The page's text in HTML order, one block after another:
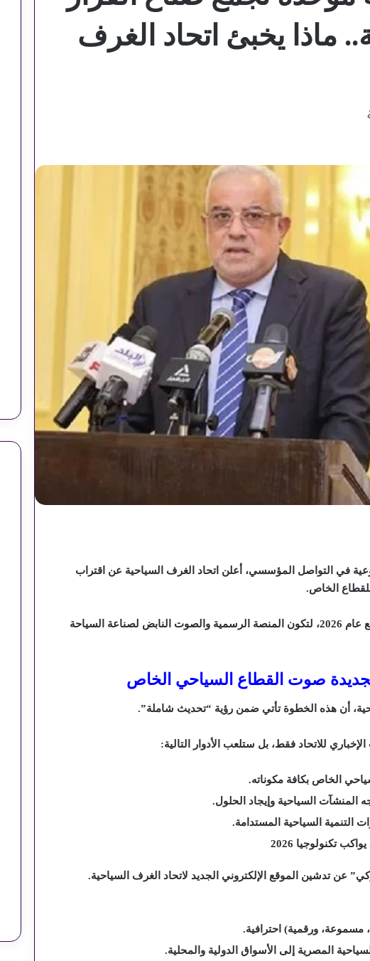
ماذا يخبئ اتحاد الغرف
في التواصل المؤسسي، أعلن اتحاد الغرف السياحية عن اقتراب
للقطاع الخاص.
ومن المقرر تدشين هذه الوحدة رسمياً مع مطلع عام 2026، لتكون المنصة الرسمية والصوت النابض لصناعة السياحة
صوت القطاع السياحي الخاص
أن هذه الخطوة تأتي ضمن رؤية “تحديث شاملة”.
للاتحاد فقط، بل ستلعب الأدوار التالية:
الخاص بكافة مكوناته.
المنشآت السياحية وإيجاد الحلول.
التنمية السياحية المستدامة.
تكنولوجيا 2026
عن تدشين الموقع الإلكتروني الجديد لاتحاد الغرف السياحية.
مسموعة، ورقمية) احترافية.
المصرية إلى الأسواق الدولية والمحلية.